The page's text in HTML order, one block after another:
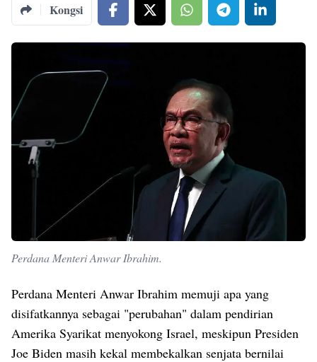
Kongsi
Perdana Menteri Anwar Ibrahim.
Perdana Menteri Anwar Ibrahim memuji apa yang
disifatkannya sebagai "perubahan" dalam pendirian
Amerika Syarikat menyokong Israel, meskipun Presiden
Joe Biden masih kekal membekalkan senjata bernilai